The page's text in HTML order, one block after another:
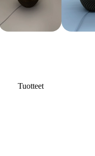
Tuotteet